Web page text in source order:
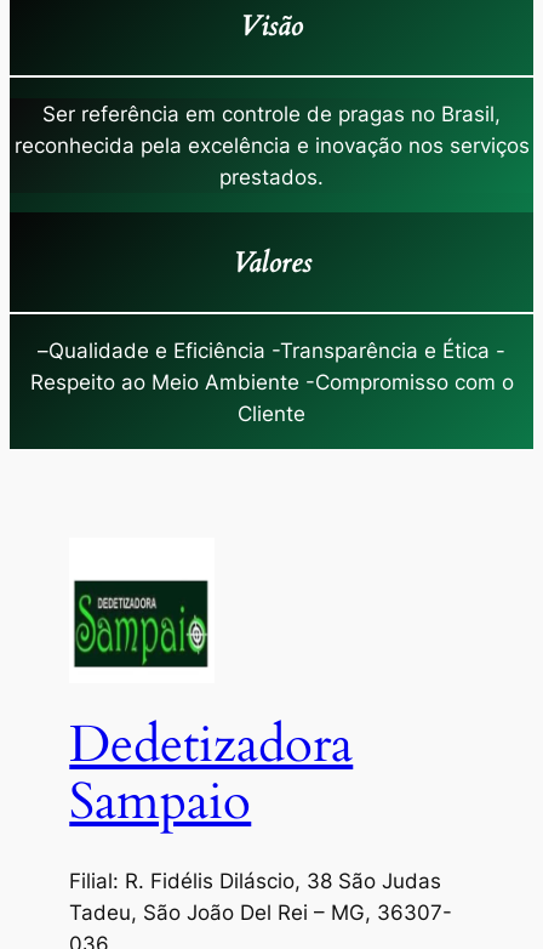
Visão
Ser referência em controle de pragas no Brasil,
reconhecida pela excelência e inovação nos serviços
prestados.
Valores
–Qualidade e Eficiência -Transparência e Ética -
Respeito ao Meio Ambiente -Compromisso com o
Cliente
Dedetizadora
Sampaio
Filial: R. Fidélis Diláscio, 38 São Judas
Tadeu, São João Del Rei – MG, 36307-